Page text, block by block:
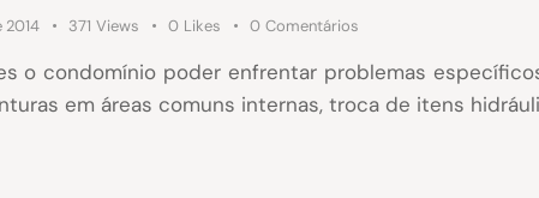
2014 371 Views 0 Likes 0 Comentários
o condomínio poder enfrentar problemas
em áreas comuns internas, troca de itens